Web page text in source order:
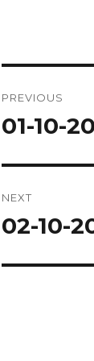
PREVIOUS
Previous
01-10-
NEXT
Next
02-10-